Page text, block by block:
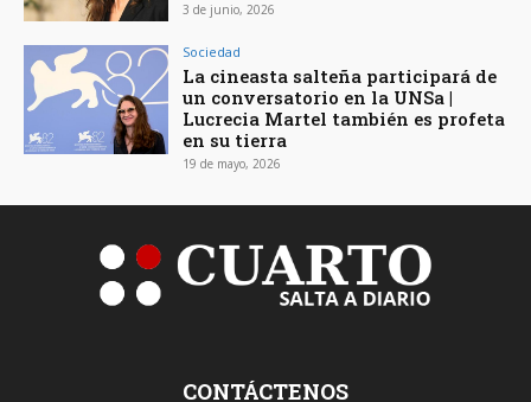
3 de junio, 2026
Sociedad
La cineasta salteña participará de
un conversatorio en la UNSa |
Lucrecia Martel también es profeta
en su tierra
19 de mayo, 2026
CONTÁCTENOS